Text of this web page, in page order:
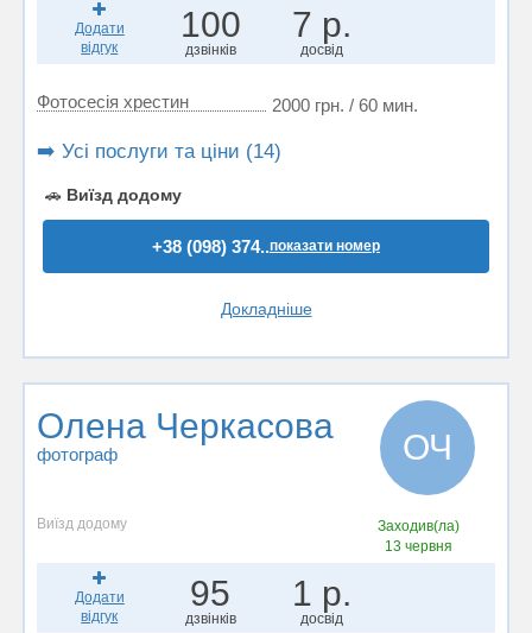
Додати
відгук
100
дзвінків
7 р.
досвід
Фотосесія хрестин 2000 грн. / 60 мин.
➡️ Усі послуги та ціни (14)
🚗 Виїзд додому
+38 (098) 374..показати номер
Докладніше
Олена Черкасова
фотограф ОЧ
Виїзд додому
Заходив(ла)
13 червня
Додати
відгук
95
дзвінків
1 р.
досвід